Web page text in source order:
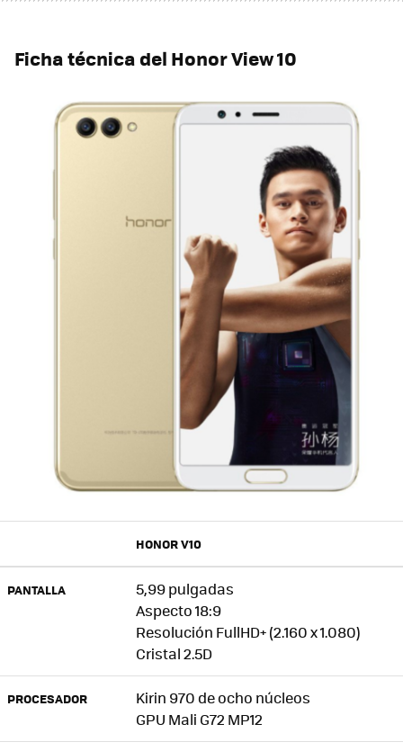
Ficha técnica del Honor View 10
HONOR V10
PANTALLA
5,99 pulgadas
Aspecto 18:9
Resolución FullHD+ (2.160 x 1.080)
Cristal 2.5D
PROCESADOR
Kirin 970 de ocho núcleos
GPU Mali G72 MP12